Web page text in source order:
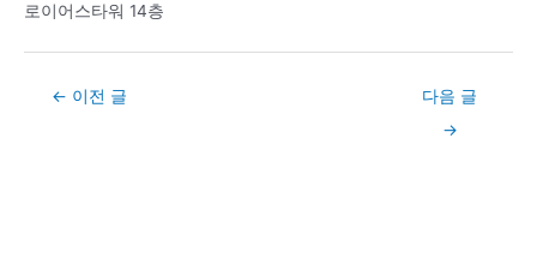
로이어스타워 14층
Post← 이전 글
다음 글
→